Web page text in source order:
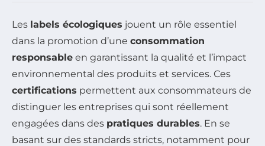
Les labels écologiques jouent un rôle essentiel
dans la promotion d’une consommation
responsable en garantissant la qualité et l’impact
environnemental des produits et services. Ces
certifications permettent aux consommateurs de
distinguer les entreprises qui sont réellement
engagées dans des pratiques durables. En se
basant sur des standards stricts, notamment pour